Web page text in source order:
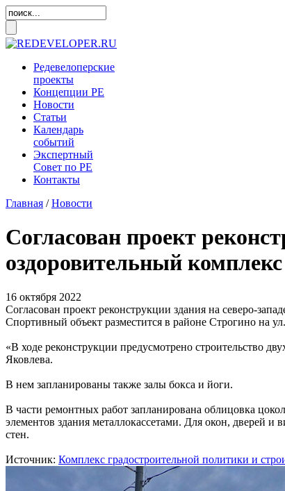
Редевелоперские
проекты
Концепции РЕ
Новости
Статьи
Календарь
событий
Экспертный
Совет по РЕ
Контакты
Главная /Новости
Согласован проект
оздоровительный комплекс
16 октября 2022
Согласован проект реконструкции здания на северо-
Спортивный объект разместится в районе Строгино на
«В ходе реконструкции предусмотрено строительство
Яковлева.
В нем запланированы также залы бокса и йоги.
В части ремонтных работ запланирована облицовка
элементов здания металлокассетами. Для окон, дверей
стен.
Источник: Комплекс градостроительной политики и